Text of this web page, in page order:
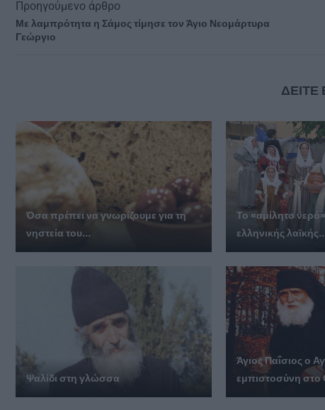
Προηγούμενο άρθρο
Με λαμπρότητα η Σάμος τίμησε τον Άγιο Νεομάρτυρα
Γεώργιο
ΔΕΙΤΕ
Όσα πρέπει να γνωρίζουμε για τη
νηστεία του...
Το «αμίλητο
ελληνικής
Ψαλίδι στη γλώσσα
Άγιος Παΐσιος ο
εμπιστοσύνη στο